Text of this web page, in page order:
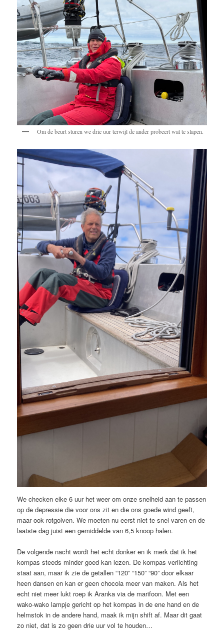
Om de beurt sturen we drie uur terwijl de ander probeert wat te slapen.
We checken elke 6 uur het weer om onze snelheid aan te passen
op de depressie die voor ons zit en die ons goede wind geeft,
maar ook rotgolven. We moeten nu eerst niet te snel varen en de
laatste dag juist een gemiddelde van 6,5 knoop halen.
De volgende nacht wordt het echt donker en ik merk dat ik het
kompas steeds minder goed kan lezen. De kompas verlichting
staat aan, maar ik zie de getallen “120” “150” “90” door elkaar
heen dansen en kan er geen chocola meer van maken. Als het
echt niet meer lukt roep ik Aranka via de marifoon. Met een
wako-wako lampje gericht op het kompas in de ene hand en de
helmstok in de andere hand, maak ik mijn shift af. Maar dit gaat
zo niet, dat is zo geen drie uur vol te houden…